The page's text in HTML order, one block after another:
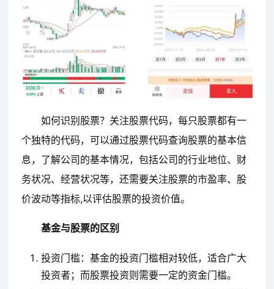
如何识别股票？关注股票代码，每只股票都有一
个独特的代码，可以通过股票代码查询股票的基本信
息，了解公司的基本情况，包括公司的行业地位、财
务状况、经营状况等，还需要关注股票的市盈率、股
价波动等指标,以评估股票的投资价值。
基金与股票的区别
投资门槛：基金的投资门槛相对较低，适合广大
投资者；而股票投资则需要一定的资金门槛。